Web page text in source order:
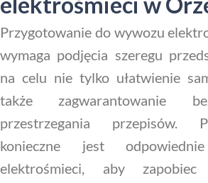
Przygotowanie do wywozu
wymaga podjęcia szeregu
na celu nie tylko ułatwienie
także zagwarantowanie
przestrzegania przepisów.
konieczne jest odpowiednie
elektrośmieci, aby